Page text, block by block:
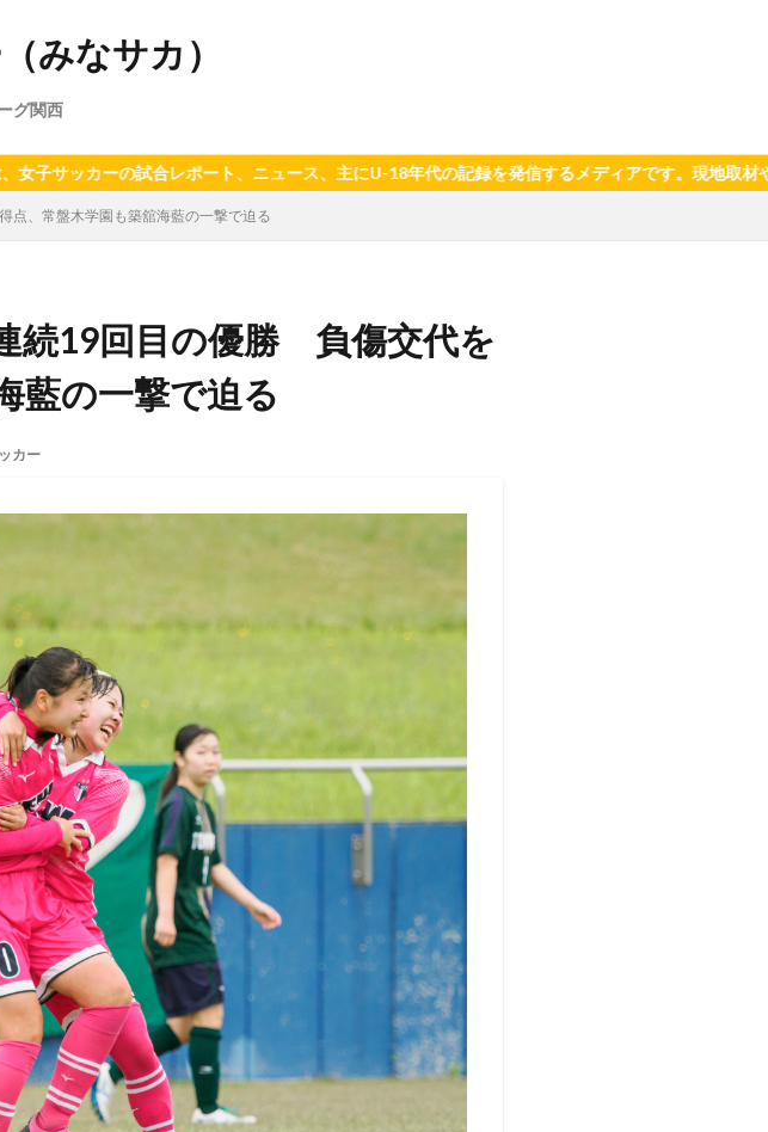
みなサカ）
グ関西
ト、ニュース、主にU-18年代の記録を発信するメディアです。現地取材や写真、選手の言葉を通じ
点、常盤木学園も築舘海藍の一撃で迫る
続19回目の優勝 負傷交代を
藍の一撃で迫る
カー